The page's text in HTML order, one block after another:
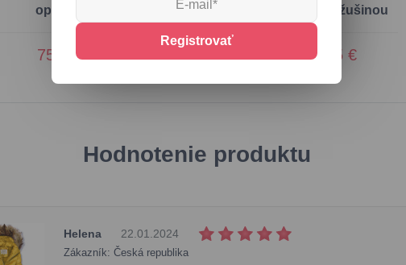
opaskom
75,60 €
bunda s kožušinou
79,75 €
Hodnotenie produktu
Helena 22.01.2024
Zákazník: Česká republika
Registrovať